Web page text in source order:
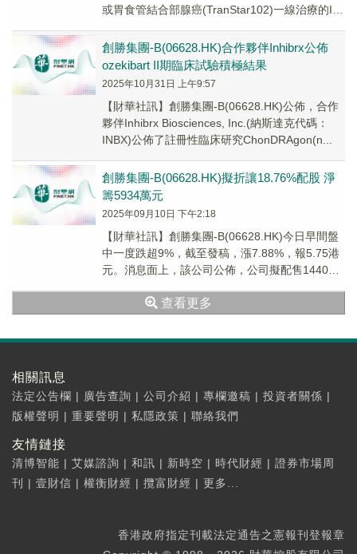
或胃食管結合部腺癌(TranStar102)一線治療的I/II
創勝集團-B(06628.HK)合作夥伴Inhibrx公佈
ozekibart II期臨床試驗積極結果
2025年10月31日 上午9:57
【財華社訊】創勝集團-B(06628.HK)公佈，合作
夥伴Inhibrx Biosciences, Inc.(納斯達克代碼：
INBX)公佈了註冊性臨床研究ChonDRAgon(n...
創勝集團-B(06628.HK)擬折讓18.76%配股 淨
籌5934萬元
2025年09月10日 下午2:18
【財華社訊】創勝集團-B(06628.HK)今日早間盤
中一度跌超9%，截至發稿，漲7.88%，報5.75港
元。消息面上，該公司公佈，公司擬配售1440萬
查看更多
相關訊息
法定公告欄 | 廣告查詢 | 公司介紹 | 專欄邀稿 | 投資者關係 |
版權聲明 | 重要聲明 | 私隱政策 | 聯絡我們
友情鏈接
清博智能 | 艾媒諮詢 | 和訊 | 新時空 | 時代財經 | 證券市場周
刊
| 壹財信 | 權衡財經 | 攬富財經 | 更多...
香港政府指定刊載法定通告之憲報刊登報章